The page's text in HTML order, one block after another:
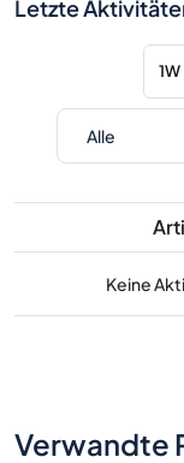
Letzte
1W
Keine
Verwandte